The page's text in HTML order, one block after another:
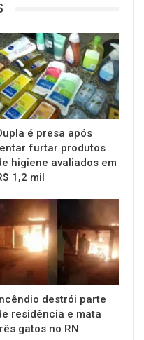
é presa após
furtar produtos
higiene avaliados em
1,2 mil
destrói parte
residência e mata
gatos no RN